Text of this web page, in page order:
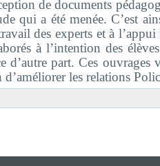
de documents
qui a été menée. C’est
des experts et à
à l’intention des
d’autre part. Ces
les relations